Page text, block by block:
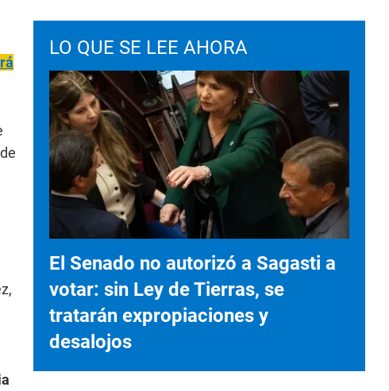
LO QUE SE LEE AHORA
El Senado no autorizó a Sagasti a
votar: sin Ley de Tierras, se
tratarán expropiaciones y
desalojos